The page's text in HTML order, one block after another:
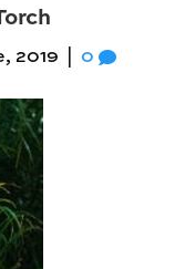
2019 0